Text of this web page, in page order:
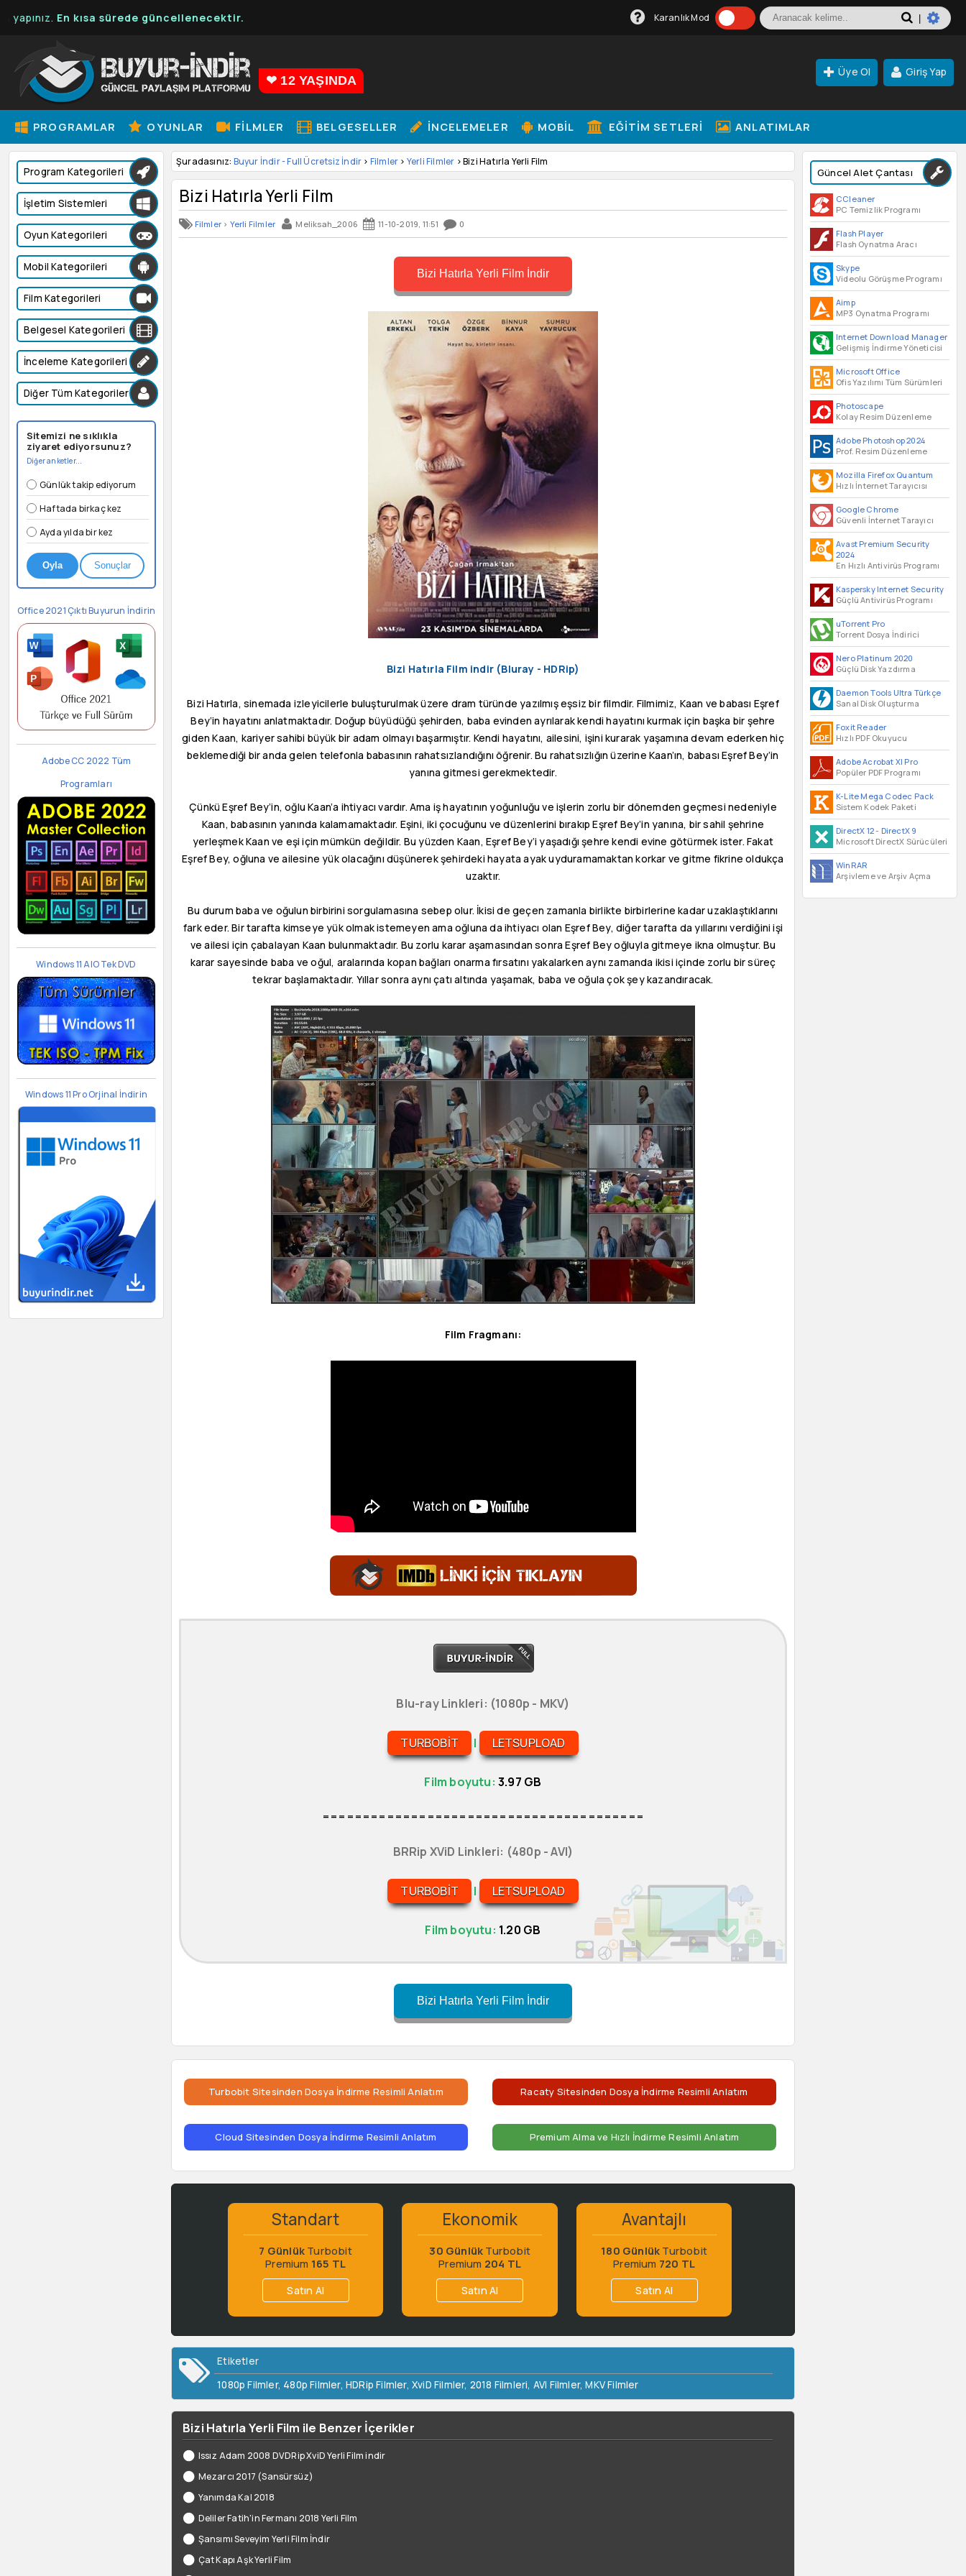
En kısa sürede güncellenecektir. Karanlık Mod
❤ 12 YAŞINDA
Üye Ol Giriş Yap
PROGRAMLAR OYUNLAR FILMLER BELGESELLER İNCELEMELER MOBIL EĞITIM SETLERI ANLATIMLAR
Güncel Alet Çantası
CCleaner
PC Temizlik Programı
Flash Player
Flash Oynatma Aracı
Skype
Videolu Görüşme Programı
Aimp
MP3 Oynatma Programı
Internet Download Manager
Gelişmiş İndirme Yöneticisi
Microsoft Office
Ofis Yazılımı Tüm Sürümleri
Photoscape
Kolay Resim Düzenleme
Adobe Photoshop 2024
Prof. Resim Düzenleme
Mozilla Firefox Quantum
Hızlı İnternet Tarayıcısı
Google Chrome
Güvenli İnternet Tarayıcı
Avast Premium Security
2024
En Hızlı Antivirüs Programı
Kaspersky Internet Security
Güçlü Antivirüs Programı
uTorrent Pro
Torrent Dosya İndirici
Nero Platinum 2020
Güçlü Disk Yazdırma
Daemon Tools Ultra Türkçe
Sanal Disk Oluşturma
Foxit Reader
Hızlı PDF Okuyucu
Adobe Acrobat XI Pro
Popüler PDF Programı
K-Lite Mega Codec Pack
Sistem Kodek Paketi
DirectX 12- DirectX 9
Microsoft DirectX Sürücüleri
WinRAR
Arşivleme ve Arşiv Açma
Program Kategorileri
İşletim Sistemleri
Oyun Kategorileri
Mobil Kategorileri
Film Kategorileri
Belgesel Kategorileri
İnceleme Kategorileri
Diğer Tüm Kategoriler
Sitemizi ne sıklıkla
ziyaret ediyorsunuz?
Diğer anketler...
Günlük takip ediyorum
Haftada birkaç kez
Ayda yılda bir kez
Oyla Sonuçlar
Office 2021 Çıktı Buyurun İndirin
Adobe CC 2022 Tüm
Programları
Windows 11 AIO Tek DVD
Windows 11 Pro Orjinal İndirin
Şuradasınız: Buyur İndir - Full Ücretsiz İndir > Filmler > Yerli Filmler > Bizi Hatırla Yerli Film
Bizi Hatırla Yerli Film
Filmler > Yerli Filmler Meliksah_2006 11-10-2019, 11:51 0
Bizi Hatırla Yerli Film İndir
Bizi Hatırla Film indir (Bluray - HDRip)
Bizi Hatırla, sinemada izleyicilerle buluşturulmak üzere dram türünde yazılmış eşsiz bir filmdir. Filmimiz, Kaan ve babası Eşref
Bey’in hayatını anlatmaktadır. Doğup büyüdüğü şehirden, baba evinden ayrılarak kendi hayatını kurmak için başka bir şehre
giden Kaan, kariyer sahibi büyük bir adam olmayı başarmıştır. Kendi hayatını, ailesini, işini kurarak yaşamına devam ederken hiç
beklemediği bir anda gelen telefonla babasının rahatsızlandığını öğrenir. Bu rahatsızlığın üzerine Kaan’ın, babası Eşref Bey’in
yanına gitmesi gerekmektedir.
Çünkü Eşref Bey’in, oğlu Kaan’a ihtiyacı vardır. Ama iş hayatının yoğunluğu ve işlerin zorlu bir dönemden geçmesi nedeniyle
Kaan, babasının yanında kalamamaktadır. Eşini, iki çocuğunu ve düzenlerini bırakıp Eşref Bey’in yanına, bir sahil şehrine
yerleşmek Kaan ve eşi için mümkün değildir. Bu yüzden Kaan, Eşref Bey’i yaşadığı şehre kendi evine götürmek ister. Fakat
Eşref Bey, oğluna ve ailesine yük olacağını düşünerek şehirdeki hayata ayak uyduramamaktan korkar ve gitme fikrine oldukça
uzaktır.
Bu durum baba ve oğulun birbirini sorgulamasına sebep olur. İkisi de geçen zamanla birlikte birbirlerine kadar uzaklaştıklarını
fark eder. Bir tarafta kimseye yük olmak istemeyen ama oğluna da ihtiyacı olan Eşref Bey, diğer tarafta da yıllarını verdiğini işi
ve ailesi için çabalayan Kaan bulunmaktadır. Bu zorlu karar aşamasından sonra Eşref Bey oğluyla gitmeye ikna olmuştur. Bu
karar sayesinde baba ve oğul, aralarında kopan bağları onarma fırsatını yakalarken aynı zamanda ikisi içinde zorlu bir süreç
tekrar başlamaktadır. Yıllar sonra aynı çatı altında yaşamak, baba ve oğula çok şey kazandıracak.
Film Fragmanı:
Blu-ray Linkleri: (1080p - MKV)
TURBOBIT | LETSUPLOAD
Film boyutu: 3.97 GB
========================================
BRRip XViD Linkleri: (480p - AVI)
TURBOBIT | LETSUPLOAD
Film boyutu: 1.20 GB
Bizi Hatırla Yerli Film İndir
Turbobit Sitesinden Dosya İndirme Resimli Anlatım Racaty Sitesinden Dosya İndirme Resimli Anlatım
Cloud Sitesinden Dosya İndirme Resimli Anlatım Premium Alma ve Hızlı İndirme Resimli Anlatım
Standart
7 Günlük Turbobit
Premium 165 TL
Satın Al
Ekonomik
30 Günlük Turbobit
Premium 204 TL
Satın Al
Avantajlı
180 Günlük Turbobit
Premium 720 TL
Satın Al
Etiketler
1080p Filmler, 480p Filmler,HDRip Filmler,XviD Filmler, 2018 Filmleri, AVI Filmler,MKV Filmler
Bizi Hatırla Yerli Film ile Benzer İçerikler
Issız Adam 2008 DVDRip XviD Yerli Film indir
Mezarcı 2017 (Sansürsüz)
Yanımda Kal 2018
Deliler Fatih'in Fermanı 2018 Yerli Film
Şansımı Seveyim Yerli Film İndir
Çat Kapı Aşk Yerli Film